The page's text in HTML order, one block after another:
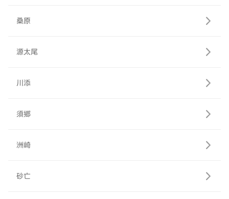
桑原
源太尾
川添
須郷
洲崎
砂亡